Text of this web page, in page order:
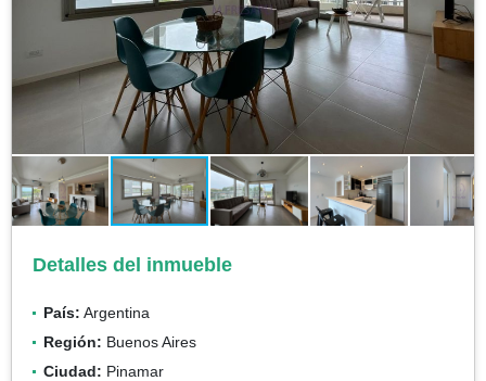
Detalles del inmueble
País: Argentina
Región: Buenos Aires
Ciudad: Pinamar